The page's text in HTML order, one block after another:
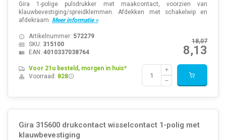
Gira 1-polige pulsdrukker met maakcontact, voorzien van
klauwbevestiging/spreidklemmen. Afdekken met schakelwip en
afdekraam. Meer informatie »
18,07
8,13
Artikelnummer: 572279
SKU: 315100
EAN: 4010337038764
Voor 21u besteld, morgen in huis*
Voorraad: 828
Gira 315600 drukcontact wisselcontact 1-polig met
klauwbevestiging